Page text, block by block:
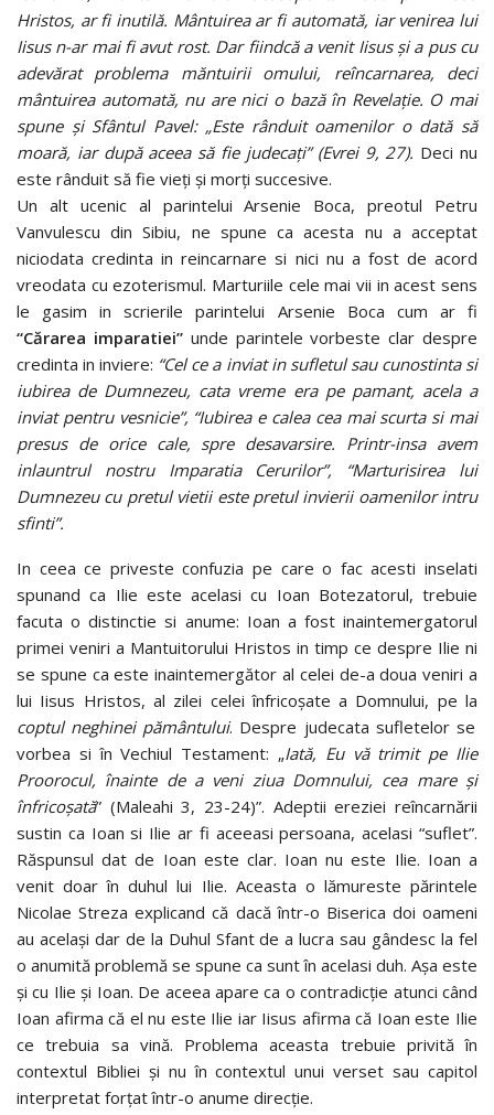
Hristos, ar fi inutilă. Mântuirea ar fi automată, iar venirea lui
Iisus n-ar mai fi avut rost. Dar fiindcă a venit Iisus şi a pus cu
adevărat problema măntuirii omului, reîncarnarea, deci
mântuirea automată, nu are nici o bază în Revelaţie. O mai
spune şi Sfântul Pavel: „Este rânduit oamenilor o dată să
moară, iar după aceea să fie judecaţi” (Evrei 9, 27). Deci nu
este rânduit să fie vieţi şi morţi succesive.
Un alt ucenic al parintelui Arsenie Boca, preotul Petru
Vanvulescu din Sibiu, ne spune ca acesta nu a acceptat
niciodata credinta in reincarnare si nici nu a fost de acord
vreodata cu ezoterismul. Marturiile cele mai vii in acest sens
le gasim in scrierile parintelui Arsenie Boca cum ar fi
“Cărarea imparatiei” unde parintele vorbeste clar despre
credinta in inviere: “Cel ce a inviat in sufletul sau cunostinta si
iubirea de Dumnezeu, cata vreme era pe pamant, acela a
inviat pentru vesnicie”, “Iubirea e calea cea mai scurta si mai
presus de orice cale, spre desavarsire. Printr-insa avem
inlauntrul nostru Imparatia Cerurilor”, “Marturisirea lui
Dumnezeu cu pretul vietii este pretul invierii oamenilor intru
sfinti”.
In ceea ce priveste confuzia pe care o fac acesti inselati
spunand ca Ilie este acelasi cu Ioan Botezatorul, trebuie
facuta o distinctie si anume: Ioan a fost inaintemergatorul
primei veniri a Mantuitorului Hristos in timp ce despre Ilie ni
se spune ca este inaintemergător al celei de-a doua veniri a
lui Iisus Hristos, al zilei celei înfricoşate a Domnului, pe la
coptul neghinei pământului. Despre judecata sufletelor se
vorbea si în Vechiul Testament: „Iată, Eu vă trimit pe Ilie
Proorocul, înainte de a veni ziua Domnului, cea mare şi
înfricoşată” (Maleahi 3, 23-24)”. Adeptii ereziei reîncarnării
sustin ca Ioan si Ilie ar fi aceeasi persoana, acelasi “suflet”.
Răspunsul dat de Ioan este clar. Ioan nu este Ilie. Ioan a
venit doar în duhul lui Ilie. Aceasta o lămureste părintele
Nicolae Streza explicand că dacă într-o Biserica doi oameni
au acelaşi dar de la Duhul Sfant de a lucra sau gândesc la fel
o anumită problemă se spune ca sunt în acelasi duh. Aşa este
şi cu Ilie şi Ioan. De aceea apare ca o contradicţie atunci când
Ioan afirma că el nu este Ilie iar Iisus afirma că Ioan este Ilie
ce trebuia sa vină. Problema aceasta trebuie privită în
contextul Bibliei şi nu în contextul unui verset sau capitol
interpretat forțat într-o anume direcție.